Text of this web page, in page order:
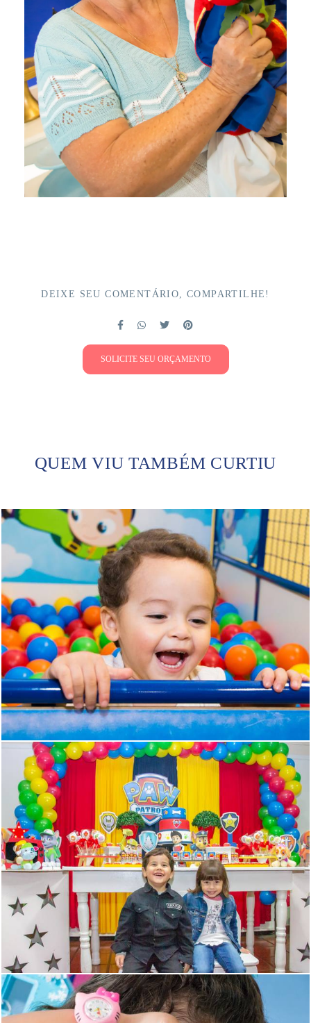
DEIXE SEU COMENTÁRIO, COMPARTILHE!
SOLICITE SEU ORÇAMENTO
QUEM VIU TAMBÉM CURTIU
1021 0
2410 4